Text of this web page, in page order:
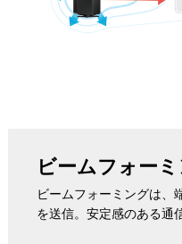
ビームフォー
ビームフォーミングは、
を送信。安定感のある通